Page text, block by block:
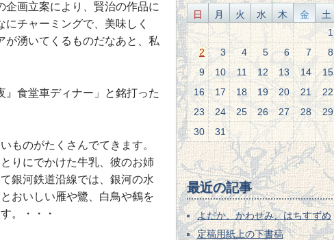
画立案により、賢治の作品に
チャーミングで、美味しく
が湧いてくるものだなあと、私
食堂車ディナー」と銘打った
ものがたくさんでてきます。
りにでかけた牛乳、彼のお姉
銀河鉄道沿線では、銀河の水
おいしい雁や鷺、白鳥や鶴を
。・・・
日 月 火 水 木 金
土
1
2
3 4 5 6 7
8
9
10 11 12 13 14
15
16
17 18 19 20 21
22
23
24 25 26 27 28
29
30
31
最近の記事
よだか、かわせみ、はちすずめ
定稿用紙上の下書稿